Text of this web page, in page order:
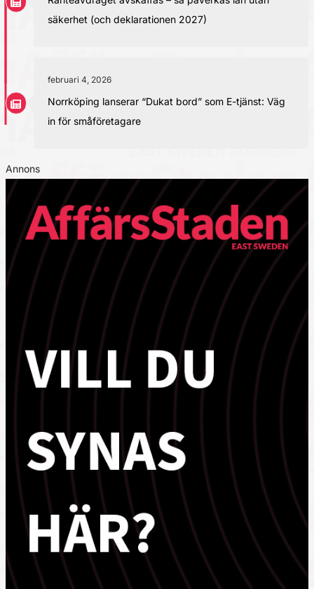
säkerhet (och deklarationen 2027)
februari 4, 2026
Norrköping lanserar “Dukat bord” som E-tjänst: Väg
in för småföretagare
Annons